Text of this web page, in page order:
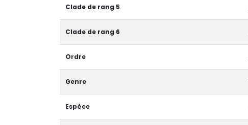
Clade de rang 5
Clade de rang 6
Ordre
Genre
Espèce